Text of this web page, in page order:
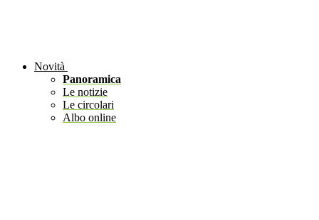
Novità
Panoramica
Le notizie
Le circolari
Albo online